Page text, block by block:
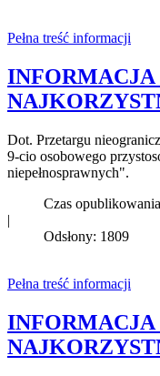
Pełna treść informacji
INFORMACJA
Dot. Przetargu
9-cio osobowego
niepełnosprawnych".
Czas
|
Odsłony: 1809
Pełna treść informacji
INFORMACJA